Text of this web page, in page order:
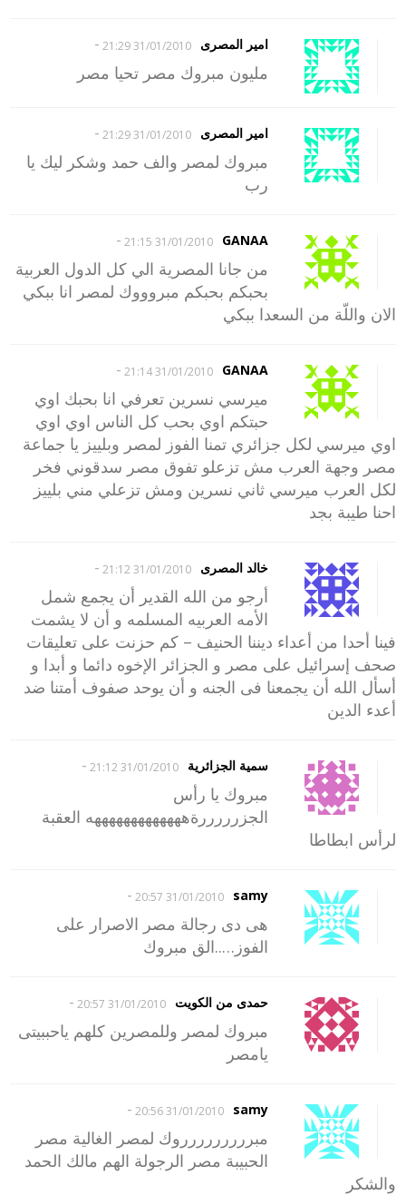
امير المصرى 31/01/2010 21:29
-
مليون مبروك مصر تحيا مصر
امير المصرى 31/01/2010 21:29
-
مبروك لمصر والف حمد وشكر ليك يا
رب
GANAA
31/01/2010 21:15
-
من جانا المصرية الي كل الدول العربية
بحبكم بحبكم مبروووك لمصر انا ببكي
الان واللّة من السعدا ببكي
GANAA
31/01/2010 21:14
-
ميرسي نسرين تعرفي انا بحبك اوي
حبتكم اوي بحب كل الناس اوي اوي
اوي ميرسي لكل جزائري تمنا الفوز لمصر وبلييز يا جماعة
مصر وجهة العرب مش تزعلو تفوق مصر سدقوني فخر
لكل العرب ميرسي ثاني نسرين ومش تزعلي مني بلييز
احنا طيبة بجد
خالد المصرى 31/01/2010 21:12
-
أرجو من الله القدير أن يجمع شمل
الأمه العربيه المسلمه و أن لا يشمت
فينا أحدا من أعداء ديننا الحنيف – كم حزنت على تعليقات
صحف إسرائيل على مصر و الجزائر الإخوه دائما و أبدا و
أسأل الله أن يجمعنا فى الجنه و أن يوحد صفوف أمتنا ضد
أعدء الدين
سمية الجزائرية 31/01/2010 21:12
-
مبروك يا رأس
الجزرررررةهههههههههههههه العقبة
لرأس ابطاطا
samy
31/01/2010 20:57
-
هى دى رجالة مصر الاصرار على
الفوز…..الق مبروك
حمدى من الكويت 31/01/2010 20:57
-
مبروك لمصر وللمصرين كلهم ياحببيتى
يامصر
samy
31/01/2010 20:56
-
مبررررررررروك لمصر الغالية مصر
الحبيبة مصر الرجولة الهم مالك الحمد
والشكر